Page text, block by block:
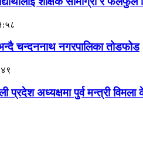
चन्दननाथ नगरपालिका तोडफोड
प्रदेश अध्यक्षमा पुर्व मन्त्री विमला